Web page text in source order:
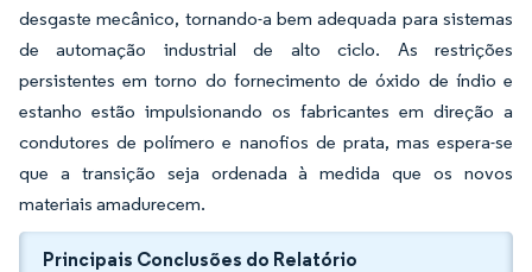
desgaste mecânico, tornando-a bem adequada para sistemas
de automação industrial de alto ciclo. As restrições
persistentes em torno do fornecimento de óxido de índio e
estanho estão impulsionando os fabricantes em direção a
condutores de polímero e nanofios de prata, mas espera-se
que a transição seja ordenada à medida que os novos
materiais amadurecem.
Principais Conclusões do Relatório